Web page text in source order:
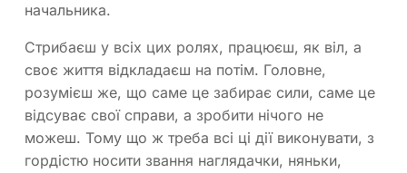
начальника.
Стрибаєш у всіх цих ролях, працюєш, як віл, а
своє життя відкладаєш на потім. Головне,
розумієш же, що саме це забирає сили, саме це
відсуває свої справи, а зробити нічого не
можеш. Тому що ж треба всі ці дії виконувати, з
гордістю носити звання наглядачки, няньки,